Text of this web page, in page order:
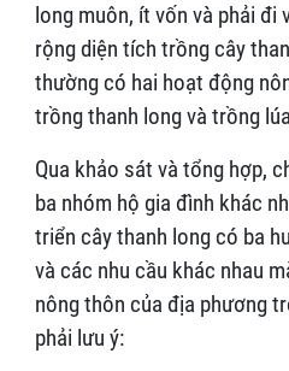
long muôn, ít vốn và phải đi
rộng diện tích trồng cây
thường có hai hoạt động
trồng thanh long và trồng
Qua khảo sát và tổng hợp,
ba nhóm hộ gia đình khác
triển cây thanh long có ba
và các nhu cầu khác nhau
nông thôn của địa phương
phải lưu ý: